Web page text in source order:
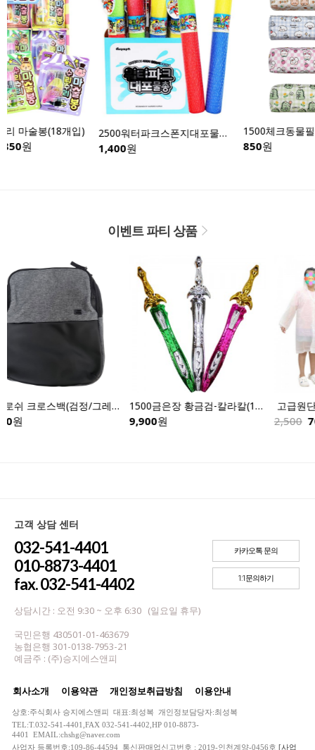
2500워터파크스폰지대포물총-낱개
1,400
1500체크동물필통-낱개
이벤트 파티 상품
1500금은장 황금검-칼라칼(12개입)
9,900
고급원단EVA아동용 다회용우의
2,500
고객 상담 센터
032-541-4401
010-8873-4401
fax. 032-541-4402
상담시간 : 오전 9:30 ~ 오후 6:30 (일요일 휴무)
국민은행 430501-01-463679
농협은행 301-0138-7953-21
예금주 : (주)승지에스앤피
카카오톡 문의
1:1문의하기
회사소개 이용약관 개인정보취급방침 이용안내
상호:주식회사 승지에스앤피 대표:최성복 개인정보담당자:최성복
TEL:T.032-541-4401,FAX 032-541-4402,HP 010-8873-
4401 EMAIL:chshg@naver.com
사업자 등록번호:109-86-44594 통신판매업신고번호 : 2019-인천계양-0456호 [사업